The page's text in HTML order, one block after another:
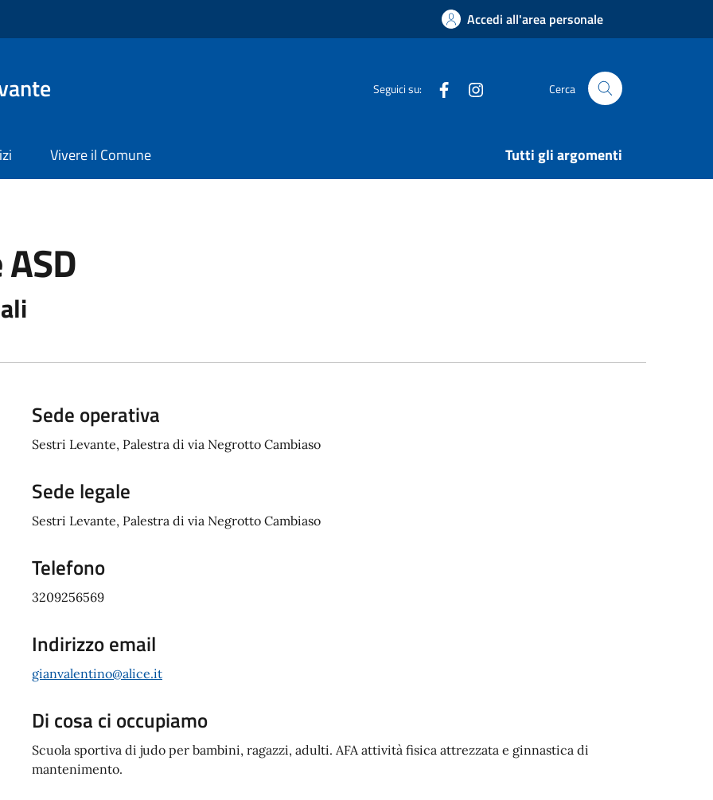
Accedi all'area personale
Seguici su: Facebook Cerca
Vivere il Comune Tutti gli argomenti
Sede operativa
Sestri Levante, Palestra di via Negrotto Cambiaso
Sede legale
Sestri Levante, Palestra di via Negrotto Cambiaso
Telefono
3209256569
Indirizzo email
gianvalentino@alice.it
Di cosa ci occupiamo
Scuola sportiva di judo per bambini, ragazzi, adulti. AFA attività fisica attrezzata e ginnastica di
mantenimento.